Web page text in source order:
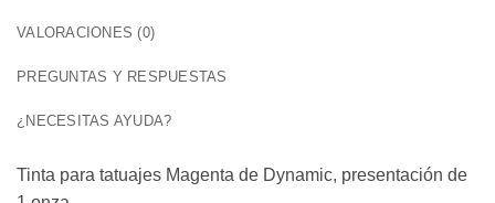
VALORACIONES (0)
PREGUNTAS Y RESPUESTAS
¿NECESITAS AYUDA?
Tinta para tatuajes Magenta de Dynamic, presentación de